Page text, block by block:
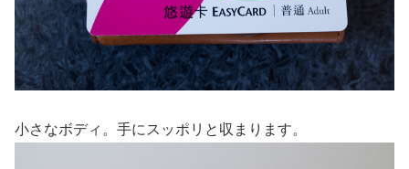
小さなボディ。手にスッポリと収まります。